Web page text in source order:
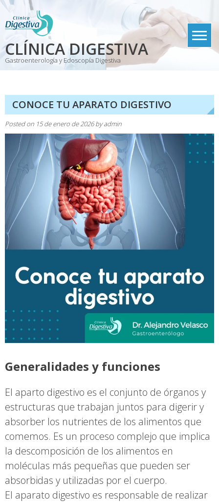
Skip
content
CLÍNICA DIGESTIVA
Gastroenterología y Edoscopía Digestiva
CONOCE TU APARATO DIGESTIVO
Posted on 15 de enero de 2026byadmin
Generalidades y funciones
El aparto digestivo es el conjunto de órganos y
estructuras que trabajan juntos para digerir y
absorber los nutrientes de los alimentos que
comemos. Es un proceso complejo que implica
la descomposición de los alimentos en
moléculas más pequeñas que pueden ser
absorbidas y utilizadas por el cuerpo.
El aparato digestivo es responsable de realizar